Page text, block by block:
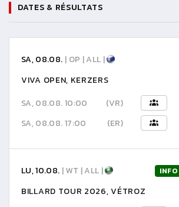
DATES & RÉSULTATS
SA, 08.08. | OP | ALL |
VIVA OPEN, KERZERS
SA, 08.08. 10:00
(VR)
SA, 08.08. 17:00
(ER)
LU, 10.08. | WT | ALL |
BILLARD TOUR 2026, VÉTROZ